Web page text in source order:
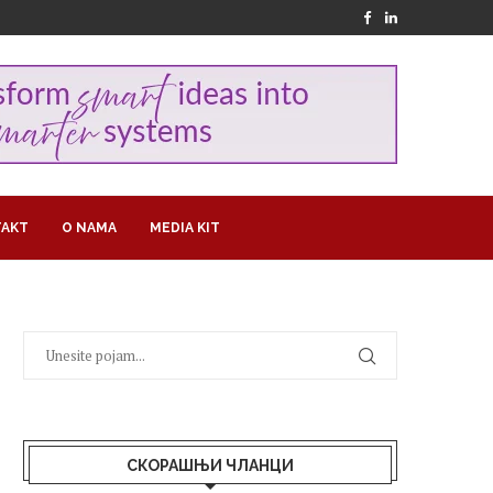
O NAMA MEDIA KIT
СКОРАШЊИ ЧЛАНЦИ